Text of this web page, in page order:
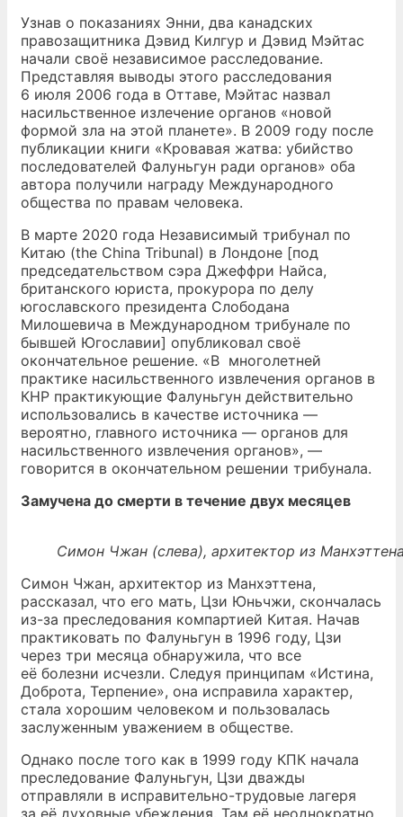
Узнав о показаниях Энни, два канадских
правозащитника Дэвид Килгур и Дэвид Мэйтас
начали своё независимое расследование.
Представляя выводы этого расследования
6 июля 2006 года в Оттаве, Мэйтас назвал
насильственное излечение органов «новой
формой зла на этой планете». В 2009 году после
публикации книги «Кровавая жатва: убийство
последователей Фалуньгун ради органов» оба
автора получили награду Международного
общества по правам человека.
В марте 2020 года Независимый трибунал по
Китаю (the China Tribunal) в Лондоне [под
председательством сэра Джеффри Найса,
британского юриста, прокурора по делу
югославского президента Слободана
Милошевича в Международном трибунале по
бывшей Югославии] опубликовал своё
окончательное решение. «В многолетней
практике насильственного извлечения органов в
КНР практикующие Фалуньгун действительно
использовались в качестве источника —
вероятно, главного источника — органов для
насильственного извлечения органов», —
говорится в окончательном решении трибунала.
Замучена до смерти в течение двух месяцев
Симон Чжан (слева), архитектор из
Симон Чжан, архитектор из Манхэттена,
рассказал, что его мать, Цзи Юньчжи, скончалась
из-за преследования компартией Китая. Начав
практиковать по Фалуньгун в 1996 году, Цзи
через три месяца обнаружила, что все
её болезни исчезли. Следуя принципам «Истина,
Доброта, Терпение», она исправила характер,
стала хорошим человеком и пользовалась
заслуженным уважением в обществе.
Однако после того как в 1999 году КПК начала
преследование Фалуньгун, Цзи дважды
отправляли в исправительно-трудовые лагеря
за её духовные убеждения. Там её неоднократно